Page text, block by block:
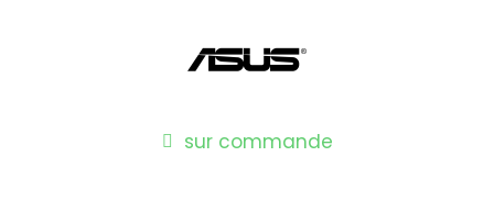
sur commande